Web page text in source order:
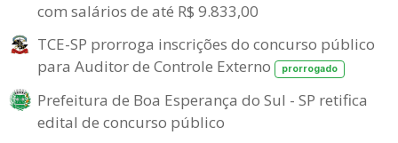
com salários de até R$ 9.833,00
TCE-SP prorroga inscrições do concurso público
para Auditor de Controle Externo
prorrogado
Prefeitura de Boa Esperança do Sul - SP retifica
edital de concurso público